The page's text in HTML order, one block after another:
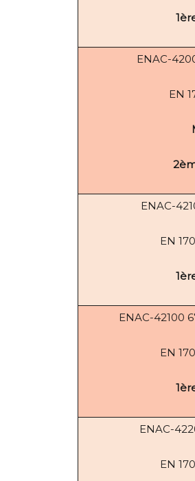
ENAC-
EN
ENAC-
EN
ENAC-42100
EN
ENAC-
EN